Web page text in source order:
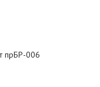
прБР-006